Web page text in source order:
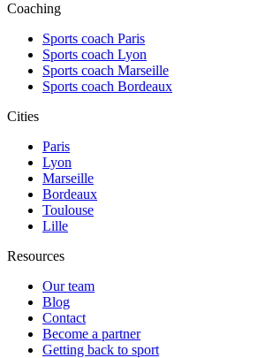
Coaching
Sports coach Paris
Sports coach Lyon
Sports coach Marseille
Sports coach Bordeaux
Cities
Paris
Lyon
Marseille
Bordeaux
Toulouse
Lille
Resources
Our team
Blog
Contact
Become a partner
Getting back to sport